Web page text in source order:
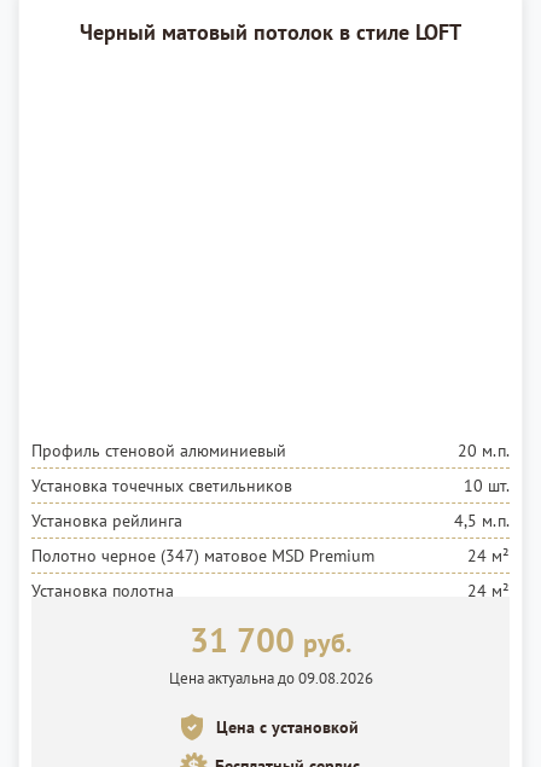
Черный матовый потолок в стиле LOFT
Профиль стеновой алюминиевый
20 м.п.
Установка точечных светильников
10 шт.
Установка рейлинга
4,5 м.п.
Полотно черное (347) матовое MSD Premium
24 м²
Установка полотна
24 м²
31 700 руб.
Цена актуальна до 09.08.2026
Цена с установкой